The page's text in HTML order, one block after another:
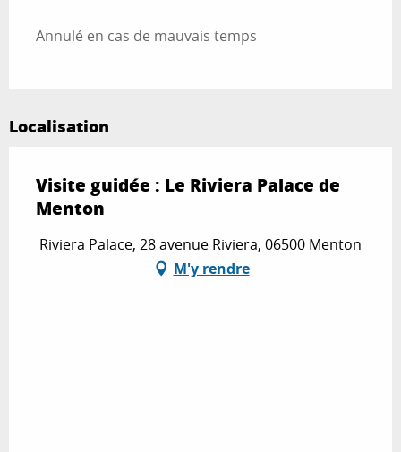
Annulé en cas de mauvais temps
Localisation
Visite guidée : Le Riviera Palace de
Menton
Riviera Palace, 28 avenue Riviera, 06500 Menton
M'y rendre